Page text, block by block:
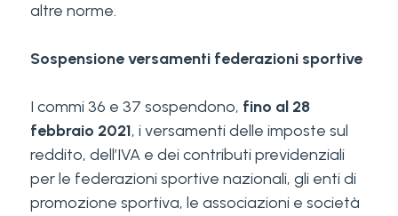
altre norme.
Sospensione versamenti federazioni sportive
I commi 36 e 37 sospendono, fino al 28
febbraio 2021, i versamenti delle imposte sul
reddito, dell’IVA e dei contributi previdenziali
per le federazioni sportive nazionali, gli enti di
promozione sportiva, le associazioni e società